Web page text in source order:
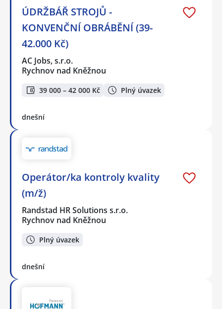
ÚDRŽBÁŘ STROJŮ -
KONVENČNÍ OBRÁBĚNÍ (39-
42.000 Kč)
AC Jobs, s.r.o.
Rychnov nad Kněžnou
39 000 – 42 000 Kč Plný úvazek
dnešní
Operátor/ka kontroly kvality
(m/ž)
Randstad HR Solutions s.r.o.
Rychnov nad Kněžnou
Plný úvazek
dnešní